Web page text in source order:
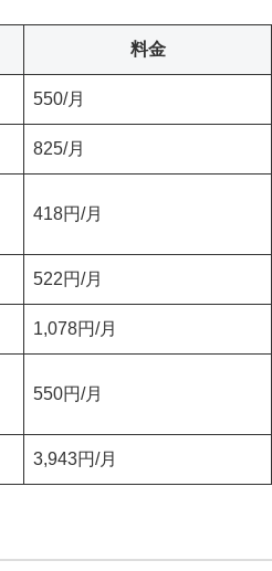
料金
550/月
825/月
418円/月
522円/月
1,078円/月
550円/月
3,943円/月